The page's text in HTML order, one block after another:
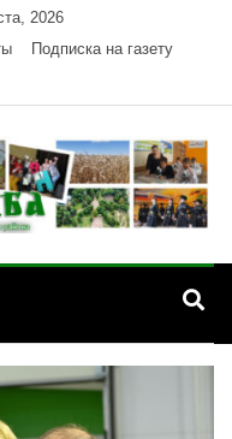
2026
Подписка на газету
газета
РА
Республики Адыгея